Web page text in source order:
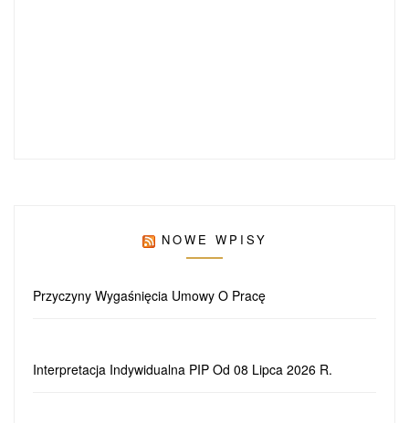
NOWE WPISY
Przyczyny Wygaśnięcia Umowy O Pracę
Interpretacja Indywidualna PIP Od 08 Lipca 2026 R.